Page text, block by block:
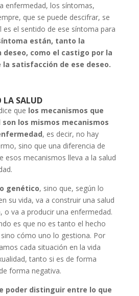
enfermedad, los síntomas,
que se puede descifrar, se
es el sentido de ese síntoma para
están, tanto la
como el castigo por la
la satisfacción de ese deseo.
LA SALUD
que los mecanismos que
los mismos mecanismos
, es decir, no hay
sino que una diferencia de
esos mecanismos lleva a la salud
genético, sino que, según lo
su vida, va a construir una salud
o va a producir una enfermedad.
es que no es tanto el hecho
cómo uno lo gestiona. Por
cada situación en la vida
tanto si es de forma
forma negativa.
poder distinguir entre lo que